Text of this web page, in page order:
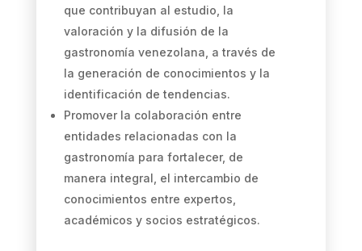
que contribuyan al estudio, la
valoración y la difusión de la
gastronomía venezolana, a través de
la generación de conocimientos y la
identificación de tendencias.
Promover la colaboración entre
entidades relacionadas con la
gastronomía para fortalecer, de
manera integral, el intercambio de
conocimientos entre expertos,
académicos y socios estratégicos.